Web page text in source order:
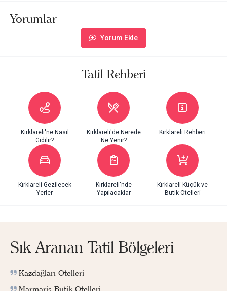
Yorumlar
Yorum Ekle
Tatil Rehberi
Kırklareli'ne Nasıl
Gidilir?
Kırklareli'de Nerede
Ne Yenir?
Kırklareli Rehberi
Kırklareli Gezilecek
Yerler
Kırklareli'nde
Yapılacaklar
Kırklareli Küçük ve
Butik Otelleri
Sık Aranan Tatil Bölgeleri
Kazdağları Otelleri
Marmaris Butik Otelleri